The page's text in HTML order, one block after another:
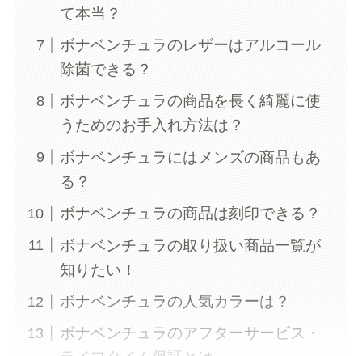
て本当？
ボナベンチュラのレザーはアルコール
除菌できる？
ボナベンチュラの商品を長く綺麗に使
うためのお手入れ方法は？
ボナベンチュラにはメンズの商品もあ
る？
ボナベンチュラの商品は刻印できる？
ボナベンチュラの取り扱い商品一覧が
知りたい！
ボナベンチュラの人気カラーは？
ボナベンチュラのアフターサービス・